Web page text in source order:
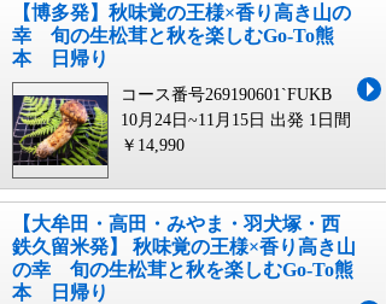
【博多発】秋味覚の王様×香り高き山の
幸 旬の生松茸と秋を楽しむGo-To熊
本 日帰り
コース番号269190601`FUKB
10月24日~11月15日 出発 1日間
￥14,990
【大牟田・高田・みやま・羽犬塚・西
鉄久留米発】 秋味覚の王様×香り高き山
の幸 旬の生松茸と秋を楽しむGo-To熊
本 日帰り